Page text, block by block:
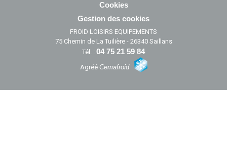
Cookies
Gestion des cookies
FROID LOISIRS EQUIPEMENTS
75 Chemin de La Tuilière - 26340 Saillans
Tél. : 04 75 21 59 84
Agréé Cemafroid